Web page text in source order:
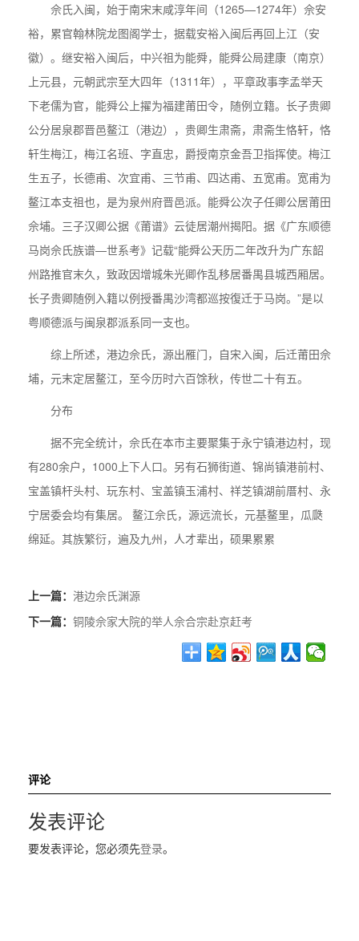
佘氏入闽，始于南宋末咸淳年间（1265—1274年）佘安
裕，累官翰林院龙图阁学士，据载安裕入闽后再回上江（安
徽）。继安裕入闽后，中兴祖为能舜，能舜公局建康（南京）
上元县，元朝武宗至大四年（1311年），平章政事李孟举天
下老儒为官，能舜公上擢为福建莆田令，随例立籍。长子贵卿
公分居泉郡晋邑鳌江（港边），贵卿生肃斋，肃斋生恪轩，恪
轩生梅江，梅江名班、字直忠，爵授南京金吾卫指挥使。梅江
生五子，长德甫、次宜甫、三节甫、四达甫、五宽甫。宽甫为
鳌江本支祖也，是为泉州府晋邑派。能舜公次子任卿公居莆田
佘埔。三子汉卿公据《莆谱》云徒居潮州揭阳。据《广东顺德
马岗佘氏族谱—世系考》记载“能舜公天历二年改升为广东韶
州路推官末久，致政因增城朱光卿作乱移居番禺县城西厢居。
长子贵卿随例入籍以例授番禺沙湾都巡按復迁于马岗。”是以
粤顺德派与闽泉郡派系同一支也。
综上所述，港边佘氏，源出雁门，自宋入闽，后迁莆田佘
埔，元末定居鳌江，至今历时六百馀秋，传世二十有五。
分布
据不完全统计，佘氏在本市主要聚集于永宁镇港边村，现
有280余户，1000上下人口。另有石狮街道、锦尚镇港前村、
宝盖镇杆头村、玩东村、宝盖镇玉浦村、祥芝镇湖前厝村、永
宁居委会均有集居。 鳌江佘氏，源远流长，元基鳌里，瓜瓞
绵延。其族繁衍，遍及九州，人才辈出，硕果累累
上一篇： 港边佘氏渊源
下一篇： 铜陵佘家大院的举人佘合宗赴京赶考
评论
发表评论
要发表评论，您必须先登录。